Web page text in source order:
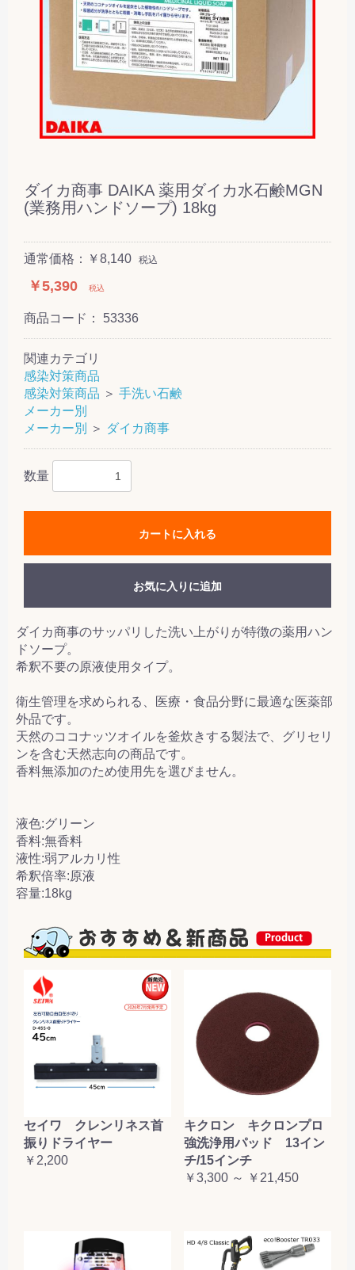
ダイカ商事 DAIKA 薬用ダイカ水石鹸MGN
(業務用ハンドソープ) 18kg
通常価格：￥8,140 税込
￥5,390 税込
商品コード： 53336
関連カテゴリ
感染対策商品
感染対策商品 ＞ 手洗い石鹸
メーカー別
メーカー別
＞ ダイカ商事
数量
カートに入れる
お気に入りに追加
ダイカ商事のサッパリした洗い上がりが特徴の薬用ハン
ドソープ。
希釈不要の原液使用タイプ。
衛生管理を求められる、医療・食品分野に最適な医薬部
外品です。
天然のココナッツオイルを釜炊きする製法で、グリセリ
ンを含む天然志向の商品です。
香料無添加のため使用先を選びません。
液色:グリーン
香料:無香料
液性:弱アルカリ性
希釈倍率:原液
容量:18kg
セイワ クレンリネス首
振りドライヤー
￥2,200
キクロン キクロンプロ
強洗浄用パッド 13イン
チ/15インチ
￥3,300 ～ ￥21,450